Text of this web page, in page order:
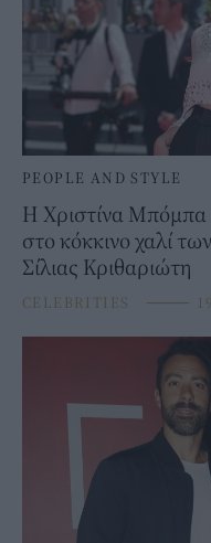
PEOPLE AND STYLE
Η Χριστίνα
στο κόκκινο χαλί
Σίλιας Κριθαριώτη
CELEBRITIES ⸻